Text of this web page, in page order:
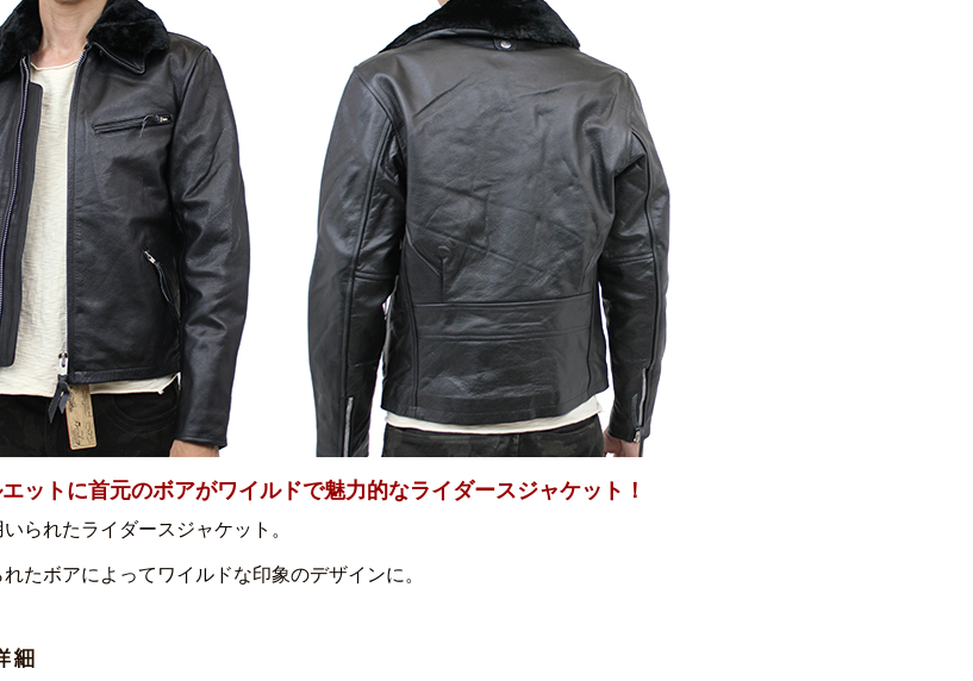
ットに首元のボアがワイルドで魅力的なライダースジャケット！
られたライダースジャケット。
たボアによってワイルドな印象のデザインに。